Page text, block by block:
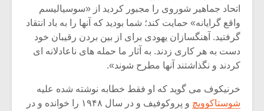
اتحاد جماهیر شوروی را مجبور کردید از «سوسیالیسم
واقع گرایانه» حمایت کند؛ شما بودید که آنها را به باد انتقاد
گرفتید. آهنگسازان یهودی برای از بین بردن رقیبان خود
دست به هر کاری زدند. به آثار ما حمله های ناعادلانه ای
کردند و نگذاشتند آنها مطرح شوند».
خرنیکوف می گوید که او فقط خطابه نوشته شده علیه
شوستاکوویچ
و پروکوفیف و در سال ۱۹۴۸ را خوانده و در
میکلوش روژا
یادداشتی بر موسیقی
شیش و نیم»
موسیقی
برگزار